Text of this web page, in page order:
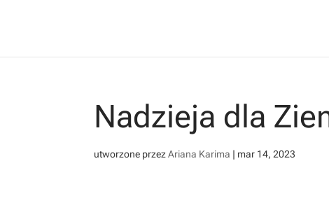
Nadzieja dla
utworzone przezAriana Karima | mar 14, 2023